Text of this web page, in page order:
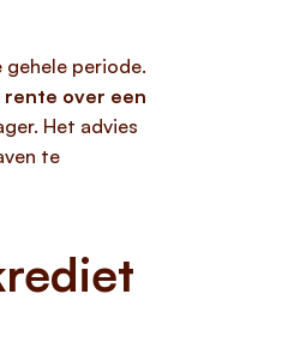
periode.
rente over een
Het advies
te